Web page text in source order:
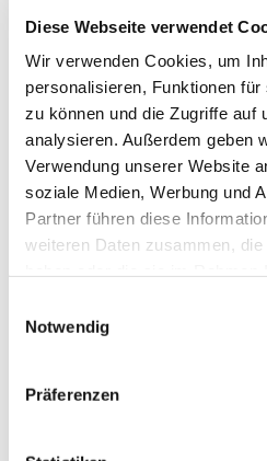
Diese Webseite verwendet
Wir verwenden Cookies, um
personalisieren, Funktionen
zu können und die Zugriffe auf
analysieren. Außerdem geben
Verwendung unserer Website
soziale Medien, Werbung und
Partner führen diese
weiteren Daten zusammen,
Notwendig
Präferenzen